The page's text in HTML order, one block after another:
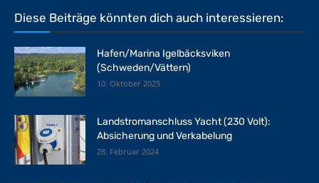
Diese Beiträge könnten dich auch interessieren:
Hafen/Marina Igelbäcksviken
(Schweden/Vättern)
10. Oktober 2025
Landstromanschluss Yacht (230 Volt):
Absicherung und Verkabelung
28. Februar 2024